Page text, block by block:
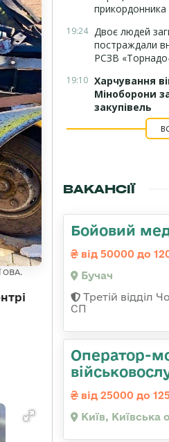
ОВА.
19:24 Двоє людей
постраждали
РСЗВ
19:10 Харчування
Міноборони
закупівель
ВАКАНСІЇ
Бойовий
від 50000 до
Бучач
Третій відділ
СП
Оператор-
від 25000 до
Київ, Київська